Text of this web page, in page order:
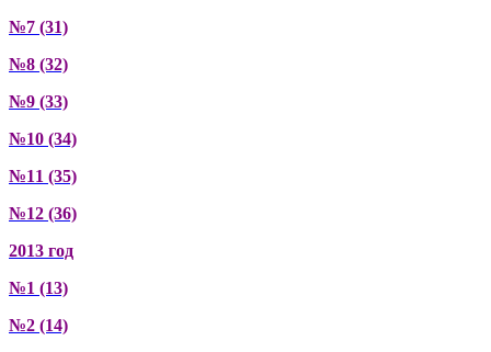
№7 (31)
№8 (32)
№9 (33)
№10 (34)
№11 (35)
№12 (36)
2013 год
№1 (13)
№2 (14)